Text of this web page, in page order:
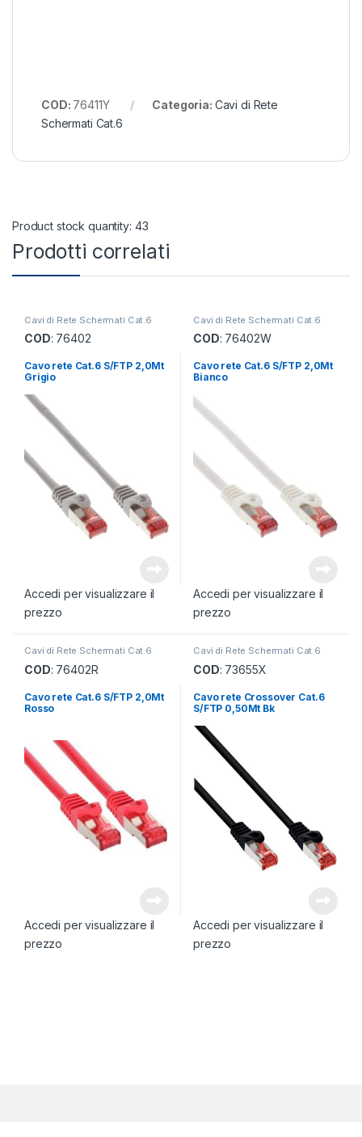
COD: 76411Y Categoria: Cavi di Rete
Schermati Cat.6
Product stock quantity: 43
Prodotti correlati
Cavi di Rete Schermati Cat.6
COD: 76402
Cavo rete Cat.6 S/FTP 2,0Mt
Grigio
Accedi per visualizzare il
prezzo
Cavi di Rete Schermati Cat.6
COD: 76402W
Cavo rete Cat.6 S/FTP 2,0Mt
Bianco
Accedi per visualizzare il
prezzo
Cavi di Rete Schermati Cat.6
COD: 76402R
Cavo rete Cat.6 S/FTP 2,0Mt
Rosso
Accedi per visualizzare il
prezzo
Cavi di Rete Schermati Cat.6
COD: 73655X
Cavo rete Crossover Cat.6
S/FTP 0,50Mt Bk
Accedi per visualizzare il
prezzo